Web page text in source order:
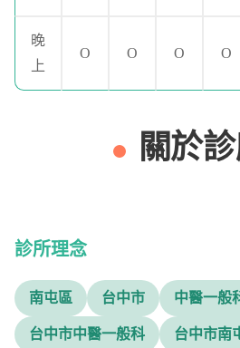
晚
上
O O O O
關於
診所理念
南屯區 台中市 中醫一般
台中市中醫一般科 台中市南